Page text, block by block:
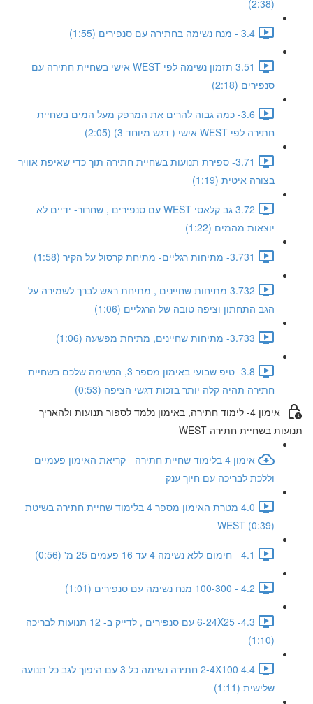
(2:38)
3.4 - מנח נשימה בחתירה עם סנפירים (1:55)
3.51 תזמון נשימה לפי WEST אישי בשחיית חתירה עם
סנפירים (2:18)
3.6- כמה גבוה להרים את המרפק מעל המים בשחיית
חתירה לפי WEST אישי ( דגש מיוחד 3) (2:05)
3.71- ספירת תנועות בשחיית חתירה תוך כדי שאיפת אוויר
בצורה איטית (1:19)
3.72 גב קלאסי WEST עם סנפירים , שחרור- ידיים לא
יוצאות מהמים (1:22)
3.731- מתיחות רגליים- מתיחת קרסול על הקיר (1:58)
3.732 מתיחות שחיינים , מתיחת ראש לברך לשמירה על
הגב התחתון וציפה טובה של הרגליים (1:06)
3.733- מתיחות שחיינים, מתיחת מפשעה (1:06)
3.8- טיפ שבועי באימון מספר 3, הנשימה שלכם בשחיית
חתירה תהיה קלה יותר בזכות דגשי הציפה (0:53)
אימון 4- לימוד חתירה, באימון נלמד לספור תנועות ולהאריך
תנועות בשחיית חתירה WEST
אימון 4 בלימוד שחיית חתירה - קריאת האימון פעמיים
וללכת לבריכה עם חיוך ענק
4.0 מטרת האימון מספר 4 בלימוד שחיית חתירה בשיטת
WEST (0:39)
4.1 - חימום ללא נשימה 4 עד 16 פעמים 25 מ' (0:56)
4.2 - 100-300 מנח נשימה עם סנפירים (1:01)
4.3- 6-24X25 עם סנפירים , לדייק ב- 12 תנועות לבריכה
(1:10)
4.4 2-4X100 חתירה נשימה כל 3 עם היפוך לגב כל תנועה
שלישית (1:11)